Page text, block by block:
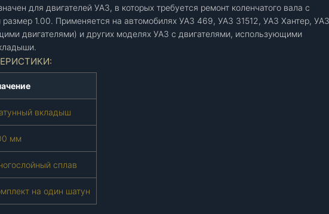
для двигателей УАЗ, в которых требуется ремонт коленчатого вала с
размер 1.00. Применяется на автомобилях УАЗ 469, УАЗ 31512, УАЗ Хантер, УАЗ
двигателями) и других моделях УАЗ с двигателями, использующими
вкладыш
мм
сплав
на один шатун